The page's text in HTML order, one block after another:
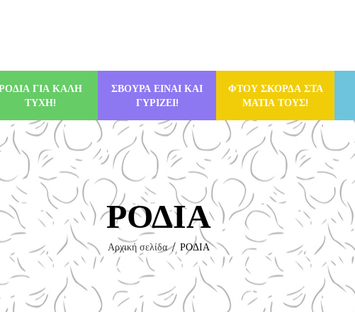
ΓΙΑ ΚΑΛΗ
ΤΥΧΗ!
ΣΒΟΥΡΑ ΕΙΝΑΙ ΚΑΙ
ΓΥΡΙΖΕΙ!
ΦΤΟΥ ΣΚΟΡΔΑ ΣΤΑ
ΜΑΤΙΑ ΤΟΥΣ!
ΡΟΔΙΑ
Αρχική σελίδα / ΡΟΔΙΑ